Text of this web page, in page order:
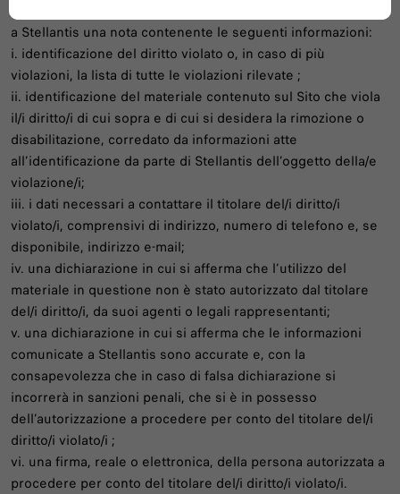
a Stellantis una nota contenente le seguenti informazioni:
i. identificazione del diritto violato o, in caso di più
violazioni, la lista di tutte le violazioni rilevate ;
ii. identificazione del materiale contenuto sul Sito che viola
il/i diritto/i di cui sopra e di cui si desidera la rimozione o
disabilitazione, corredato da informazioni atte
all’identificazione da parte di Stellantis dell’oggetto della/e
violazione/i;
iii. i dati necessari a contattare il titolare del/i diritto/i
violato/i, comprensivi di indirizzo, numero di telefono e, se
disponibile, indirizzo e-mail;
iv. una dichiarazione in cui si afferma che l’utilizzo del
materiale in questione non è stato autorizzato dal titolare
del/i diritto/i, da suoi agenti o legali rappresentanti;
v. una dichiarazione in cui si afferma che le informazioni
comunicate a Stellantis sono accurate e, con la
consapevolezza che in caso di falsa dichiarazione si
incorrerà in sanzioni penali, che si è in possesso
dell’autorizzazione a procedere per conto del titolare del/i
diritto/i violato/i ;
vi. una firma, reale o elettronica, della persona autorizzata a
procedere per conto del titolare del/i diritto/i violato/i.